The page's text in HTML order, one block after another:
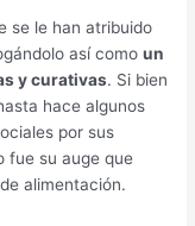
se le han atribuido
así comoun
y curativas. Si bien
hace algunos
por sus
fue su auge que
alimentación.